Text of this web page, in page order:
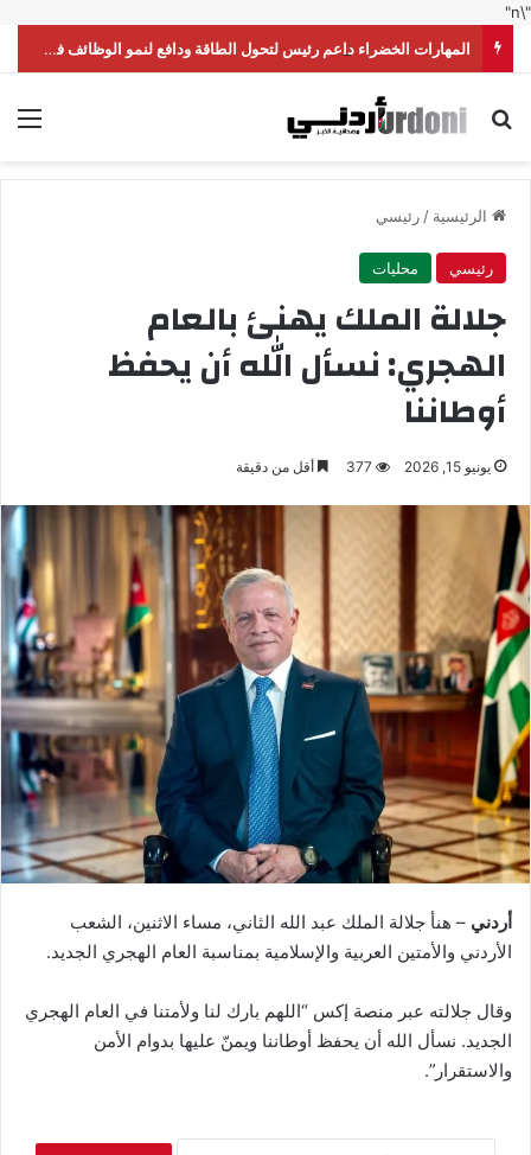
"\n"
المهارات الخضراء داعم رئيس لتحول الطاقة ودافع لنمو الوظائف في الأردن
بحث عن
الرئيسية /رئيسي
رئيسي محليات
جلالة الملك يهنئ بالعام
الهجري: نسأل الله أن يحفظ
أوطاننا
يونيو 15, 2026 377 أقل من دقيقة
أردني – هنأ جلالة الملك عبد الله الثاني، مساء الاثنين، الشعب
الأردني والأمتين العربية والإسلامية بمناسبة العام الهجري الجديد.
وقال جلالته عبر منصة إكس “اللهم بارك لنا ولأمتنا في العام الهجري
الجديد. نسأل الله أن يحفظ أوطاننا ويمنّ عليها بدوام الأمن
والاستقرار”.